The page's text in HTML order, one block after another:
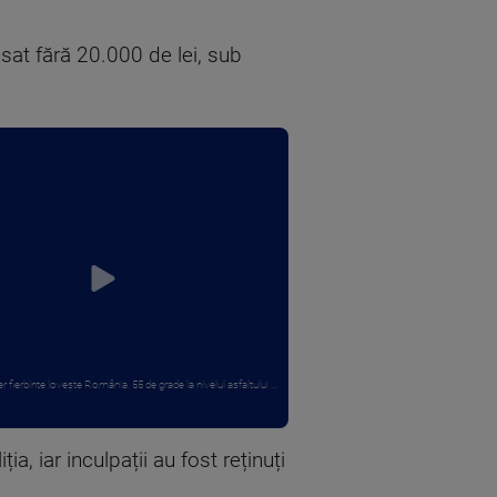
fără 20.000 de lei, sub
fierbinte lovește România. 55 de grade la nivelul asfaltului ...
iar inculpații au fost reținuți